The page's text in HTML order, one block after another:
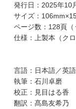
発行日：2025年10
サイズ：
ページ数：128頁（
仕様：上製本（クロ
言語：日本語／英語
執筆：石川卓磨
校正：見目はる香
翻訳：髙島友希乃